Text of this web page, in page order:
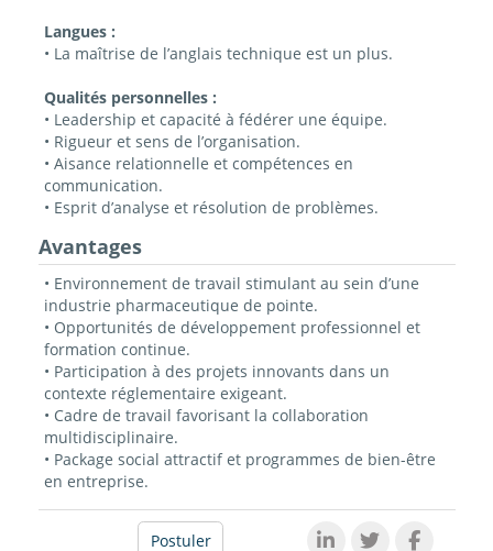
Langues :
• La maîtrise de l’anglais technique est un plus.
Qualités personnelles :
• Leadership et capacité à fédérer une équipe.
• Rigueur et sens de l’organisation.
• Aisance relationnelle et compétences en
communication.
• Esprit d’analyse et résolution de problèmes.
Avantages
• Environnement de travail stimulant au sein d’une
industrie pharmaceutique de pointe.
• Opportunités de développement professionnel et
formation continue.
• Participation à des projets innovants dans un
contexte réglementaire exigeant.
• Cadre de travail favorisant la collaboration
multidisciplinaire.
• Package social attractif et programmes de bien-être
en entreprise.
Postuler